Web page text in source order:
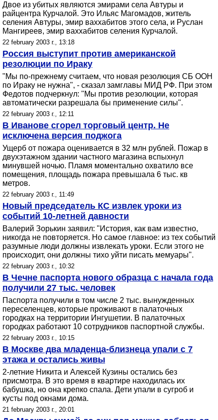
Двое из убитых являются эмирами села Автуры и
райцентра Курчалой. Это Ильяс Магомадов, житель
селения Автуры, эмир ваххабитов этого села, и Руслан
Мангиреев, эмир ваххабитов селения Курчалой.
22 february 2003 г., 13:18
Россия выступит против американской
резолюции по Ираку
"Мы по-прежнему считаем, что новая резолюция СБ ООН
по Ираку не нужна", - сказал замглавы МИД РФ. При этом
Федотов подчеркнул: "Мы против резолюции, которая
автоматически разрешала бы применение силы".
22 february 2003 г., 12:11
В Иванове сгорел торговый центр. Не
исключена версия поджога
Ущерб от пожара оценивается в 32 млн рублей. Пожар в
двухэтажном здании частного магазина вспыхнул
минувшей ночью. Пламя моментально охватило все
помещения, площадь пожара превышала 6 тыс. кв
метров.
22 february 2003 г., 11:49
Новый председатель КС извлек уроки из
событий 10-летней давности
Валерий Зорькин заявил: "История, как вам известно,
никогда не повторяется. Но самое главное: из тех событий
разумные люди должны извлекать уроки. Если этого не
происходит, они должны тихо уйти писать мемуары".
22 february 2003 г., 10:32
В Чечне паспорта нового образца с начала года
получили 27 тыс. человек
Паспорта получили в том числе 2 тыс. вынужденных
переселенцев, которые проживают в палаточных
городках на территории Ингушетии. В палаточных
городках работают 10 сотрудников паспортной службы.
22 february 2003 г., 10:15
В Москве два младенца-близнеца упали с 7
этажа и остались живы
2-летние Никита и Алексей Кузины остались без
присмотра. В это время в квартире находилась их
бабушка, но она крепко спала. Дети упали в сугроб и
кусты под окнами дома.
21 february 2003 г., 20:01